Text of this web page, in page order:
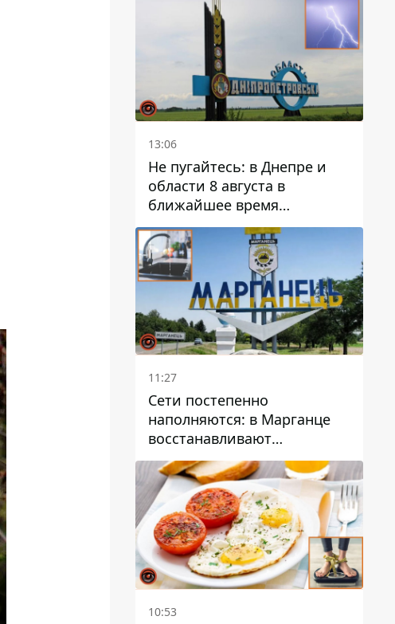
13:06
Не пугайтесь: в Днепре и
области 8 августа в
ближайшее время
ожидается гроза
11:27
Сети постепенно
наполняются: в Марганце
восстанавливают
водоснабжение
10:53